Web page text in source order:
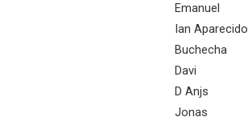
Emanuel
Ian Aparecido
Buchecha
Davi
D Anjs
Jonas